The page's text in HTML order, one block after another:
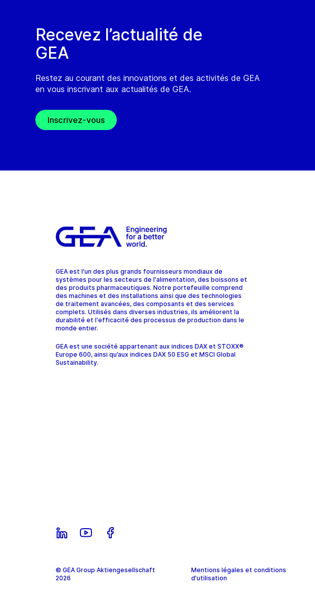
Recevez l’actualité de
GEA
Restez au courant des innovations et des activités de GEA
en vous inscrivant aux actualités de GEA.
Inscrivez-vous
GEA est l'un des plus grands fournisseurs mondiaux de
systèmes pour les secteurs de l'alimentation, des boissons et
des produits pharmaceutiques. Notre portefeuille comprend
des machines et des installations ainsi que des technologies
de traitement avancées, des composants et des services
complets. Utilisés dans diverses industries, ils améliorent la
durabilité et l'efficacité des processus de production dans le
monde entier.
GEA est une société appartenant aux indices DAX et STOXX®
Europe 600, ainsi qu’aux indices DAX 50 ESG et MSCI Global
Sustainability.
© GEA Group Aktiengesellschaft
2026
Mentions légales et conditions
d'utilisation